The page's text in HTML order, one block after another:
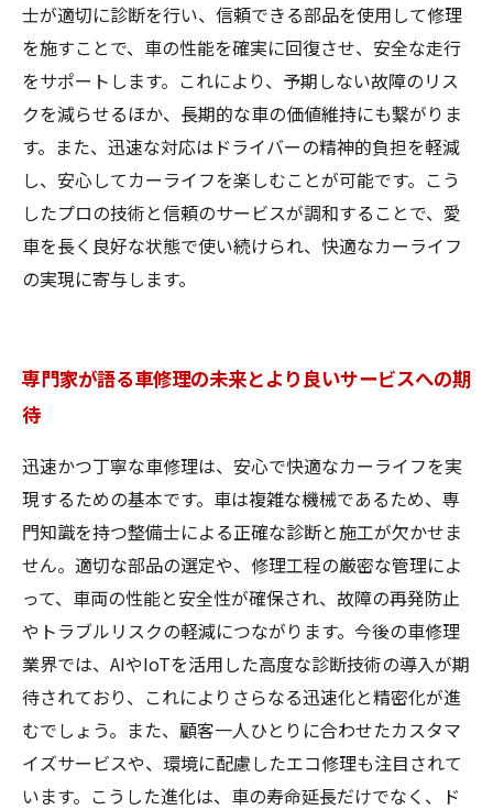
士が適切に診断を行い、信頼できる部品を使用して修理
を施すことで、車の性能を確実に回復させ、安全な走行
をサポートします。これにより、予期しない故障のリス
クを減らせるほか、長期的な車の価値維持にも繋がりま
す。また、迅速な対応はドライバーの精神的負担を軽減
し、安心してカーライフを楽しむことが可能です。こう
したプロの技術と信頼のサービスが調和することで、愛
車を長く良好な状態で使い続けられ、快適なカーライフ
の実現に寄与します。
専門家が語る車修理の未来とより良いサービスへの期
待
迅速かつ丁寧な車修理は、安心で快適なカーライフを実
現するための基本です。車は複雑な機械であるため、専
門知識を持つ整備士による正確な診断と施工が欠かせま
せん。適切な部品の選定や、修理工程の厳密な管理によ
って、車両の性能と安全性が確保され、故障の再発防止
やトラブルリスクの軽減につながります。今後の車修理
業界では、AIやIoTを活用した高度な診断技術の導入が期
待されており、これによりさらなる迅速化と精密化が進
むでしょう。また、顧客一人ひとりに合わせたカスタマ
イズサービスや、環境に配慮したエコ修理も注目されて
います。こうした進化は、車の寿命延長だけでなく、ド